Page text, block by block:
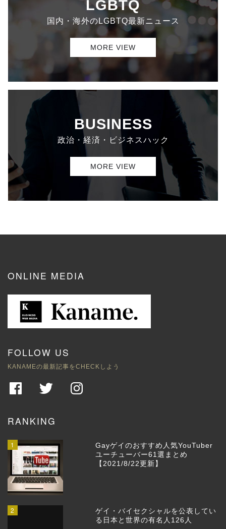
LGBTQ
国内・海外のLGBTQ最新ニュース
MORE VIEW
BUSINESS
政治・経済・ビジネスハック
MORE VIEW
ONLINE MEDIA
FOLLOW US
KANAMEの最新記事をCHECKしよう
RANKING
1
Gayゲイのおすすめ人気YouTuber
ユーチューバー61選まとめ
【2021/8/22更新】
2
ゲイ・バイセクシャルを公表してい
る日本と世界の有名人126人